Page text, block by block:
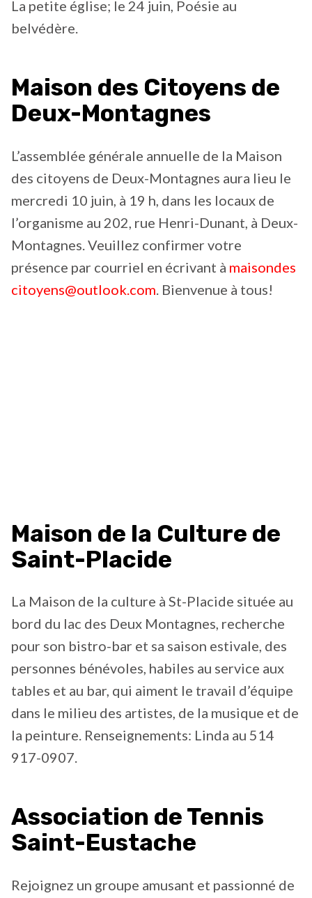
La petite église; le 24 juin, Poésie au
belvédère.
Maison des Citoyens de
Deux-Montagnes
L’assemblée générale annuelle de la Maison
des citoyens de Deux-Montagnes aura lieu le
mercredi 10 juin, à 19 h, dans les locaux de
l’organisme au 202, rue Henri-Dunant, à Deux-
Montagnes. Veuillez confirmer votre
présence par courriel en écrivant à maisondes
citoyens@outlook.com. Bienvenue à tous!
Maison de la Culture de
Saint-Placide
La Maison de la culture à St-Placide située au
bord du lac des Deux Montagnes, recherche
pour son bistro-bar et sa saison estivale, des
personnes bénévoles, habiles au service aux
tables et au bar, qui aiment le travail d’équipe
dans le milieu des artistes, de la musique et de
la peinture. Renseignements: Linda au 514
917-0907.
Association de Tennis
Saint-Eustache
Rejoignez un groupe amusant et passionné de